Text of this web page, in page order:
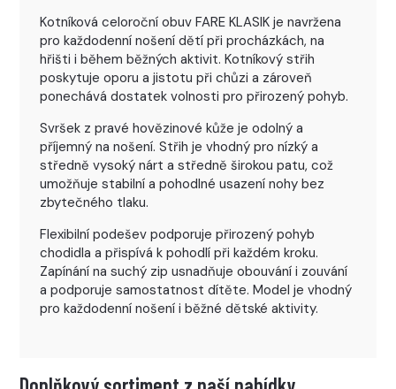
Kotníková celoroční obuv FARE KLASIK je navržena
pro každodenní nošení dětí při procházkách, na
hřišti i během běžných aktivit. Kotníkový střih
poskytuje oporu a jistotu při chůzi a zároveň
ponechává dostatek volnosti pro přirozený pohyb.
Svršek z pravé hovězinové kůže je odolný a
příjemný na nošení. Střih je vhodný pro nízký a
středně vysoký nárt a středně širokou patu, což
umožňuje stabilní a pohodlné usazení nohy bez
zbytečného tlaku.
Flexibilní podešev podporuje přirozený pohyb
chodidla a přispívá k pohodlí při každém kroku.
Zapínání na suchý zip usnadňuje obouvání i zouvání
a podporuje samostatnost dítěte. Model je vhodný
pro každodenní nošení i běžné dětské aktivity.